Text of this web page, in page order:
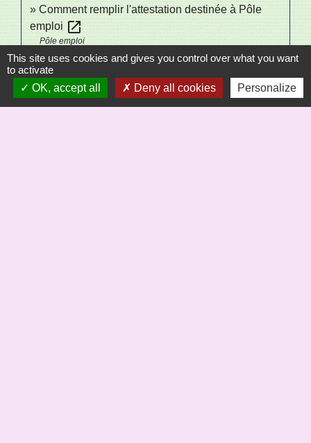
Comment remplir l'attestation destinée à Pôle
emploi open_in_new
Pôle emploi
Signaler une erreur sur cette page
This site uses cookies and gives you control over what you want
to activate
OK, accept all
Deny all cookies Personalize